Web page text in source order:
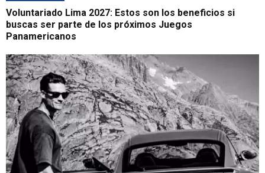
Voluntariado Lima 2027: Estos son los beneficios si
buscas ser parte de los próximos Juegos
Panamericanos